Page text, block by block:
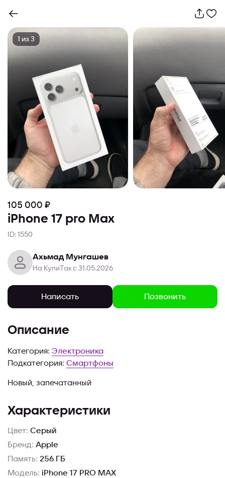
1 из 3
105 000 ₽
iPhone 17 pro Max
ID: 1550
Ахьмад Мунгашев
На КупиТак с 31.05.2026
Написать Позвонить
Описание
Категория: Электроника
Подкатегория: Смартфоны
Новый, запечатанный
Характеристики
Цвет: Серый
Бренд: Apple
Память: 256 ГБ
Модель: iPhone 17 PRO MAX